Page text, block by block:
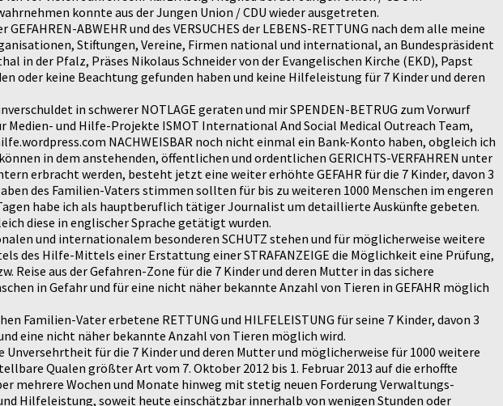
konnte aus der Jungen Union / CDU wieder ausgetreten.
ABWEHR und des VERSUCHES der LEBENS-RETTUNG nach dem alle meine
Stiftungen, Vereine, Firmen national und international, an Bundespräsident
in der Pfalz, Präses Nikolaus Schneider von der Evangelischen Kirche (EKD), Papst
oder keine Beachtung gefunden haben und keine Hilfeleistung für 7 Kinder und deren
in schwerer NOTLAGE geraten und mir SPENDEN-BETRUG zum Vorwurf
und Hilfe-Projekte ISMOT International And Social Medical Outreach Team,
NACHWEISBAR noch nicht einmal ein Bank-Konto haben, obgleich ich
in dem anstehenden, öffentlichen und ordentlichen GERICHTS-VERFAHREN unter
erbracht werden, besteht jetzt eine weiter erhöhte GEFAHR für die 7 Kinder, davon 3
des Familien-Vaters stimmen sollten für bis zu weiteren 1000 Menschen im engeren
habe ich als hauptberuflich tätiger Journalist um detaillierte Auskünfte gebeten.
diese in englischer Sprache getätigt wurden.
und internationalem besonderen SCHUTZ stehen und für möglicherweise weitere
des Hilfe-Mittels einer Erstattung einer STRAFANZEIGE die Möglichkeit eine Prüfung,
aus der Gefahren-Zone für die 7 Kinder und deren Mutter in das sichere
in Gefahr und für eine nicht näher bekannte Anzahl von Tieren in GEFAHR möglich
Familien-Vater erbetene RETTUNG und HILFELEISTUNG für seine 7 Kinder, davon 3
eine nicht näher bekannte Anzahl von Tieren möglich wird.
für die 7 Kinder und deren Mutter und möglicherweise für 1000 weitere
Qualen größter Art vom 7. Oktober 2012 bis 1. Februar 2013 auf die erhoffte
mehrere Wochen und Monate hinweg mit stetig neuen Forderung Verwaltungs-
Hilfeleistung, soweit heute einschätzbar innerhalb von wenigen Stunden oder